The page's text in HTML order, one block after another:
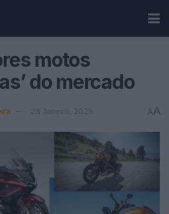
motos
do mercado
28 Janeiro, 2025 AA